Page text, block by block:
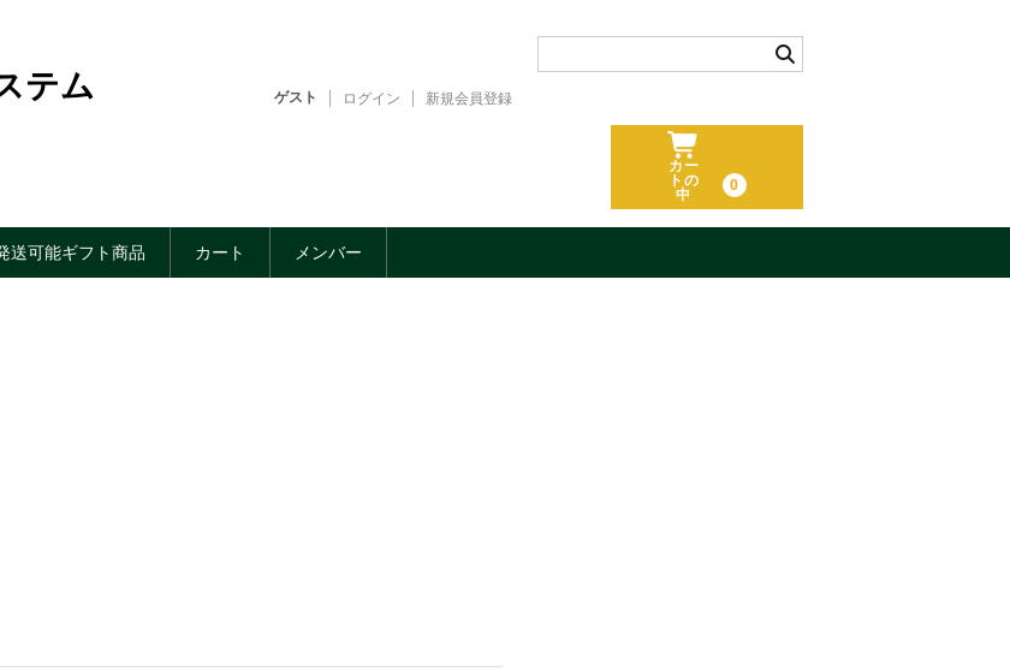
テム ゲスト ログイン 新規会員登録
カー
トの
中
0
送可能ギフト商品 カート メンバー